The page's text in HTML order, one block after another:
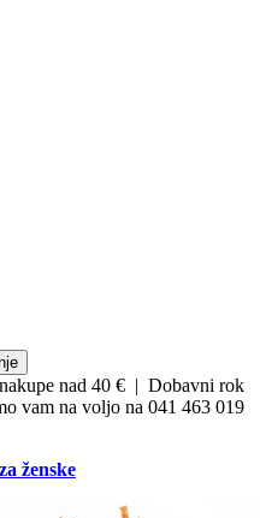
nad 40 € | Dobavni rok
vam na voljo na 041 463 019
ženske